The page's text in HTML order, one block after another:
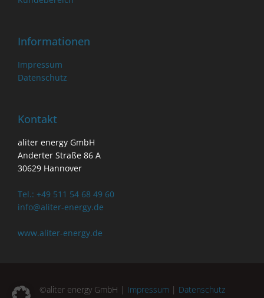
Informationen
Impressum
Datenschutz
Kontakt
aliter energy GmbH
Anderter Straße 86 A
30629 Hannover
Tel.: +49 511 54 68 49 60
info@aliter-energy.de
www.aliter-energy.de
©aliter energy GmbH | Impressum| Datenschutz